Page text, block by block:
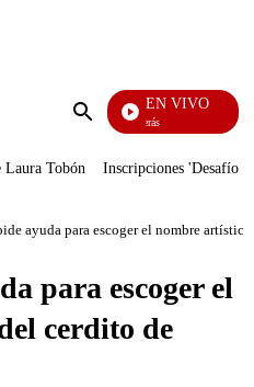
Enviar
EN VIVO
También Caerás
Laura Tobón Inscripciones 'Desafío'
ayuda para escoger el nombre
para escoger el
cerdito de